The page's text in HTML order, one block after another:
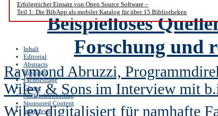
Erfolgreicher Einsatz von Open Source Software –
Teil 1: Die BibApp als mobiler Katalog für über 15 Bibliotheken
Inhalt
Editorial
Abstracts
Jubiläum
Fachbeiträge
Glosse
Nachrichtenbeitrag
Sponsored Content
Interviews
Beispielloses
Forschung und
Raymond Abruzzi,
Wiley & Sons im Interview mit
Wiley digitalisiert für namhafte